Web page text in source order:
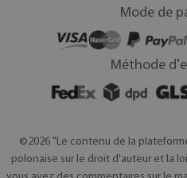
Mode de
Méthode
©2026 "Le contenu de la
polonaise sur le droit d'auteur et la